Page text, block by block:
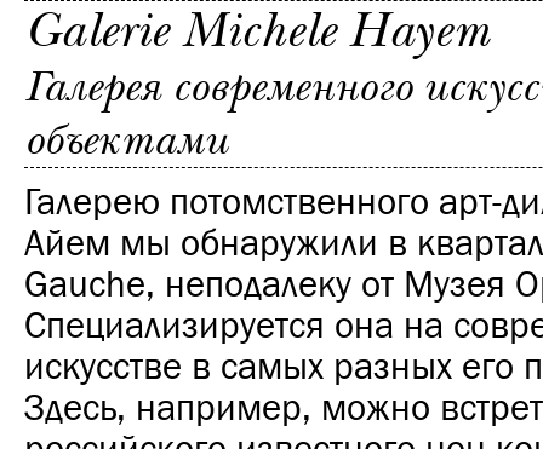
Galerie Michele Hayem
Галерея современного
объектами
Галерею потомственного арт-
Айем мы обнаружили в
Gauche, неподалеку от Музея
Специализируется она на
искусстве в самых разных его
Здесь, например, можно